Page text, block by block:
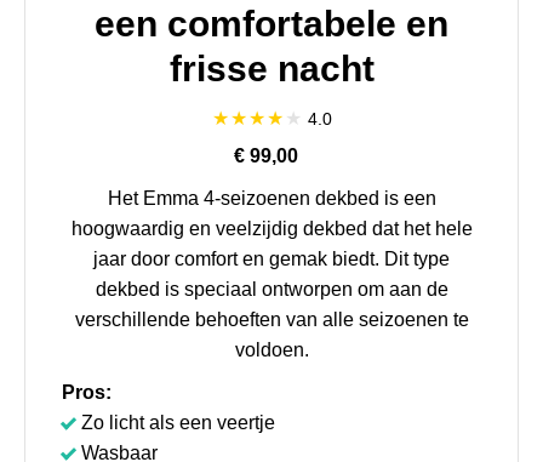
een comfortabele en
frisse nacht
4.0
€ 99,00
Het Emma 4-seizoenen dekbed is een
hoogwaardig en veelzijdig dekbed dat het hele
jaar door comfort en gemak biedt. Dit type
dekbed is speciaal ontworpen om aan de
verschillende behoeften van alle seizoenen te
voldoen.
Pros:
Zo licht als een veertje
Wasbaar